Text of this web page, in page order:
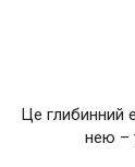
Це глибинний
нею –